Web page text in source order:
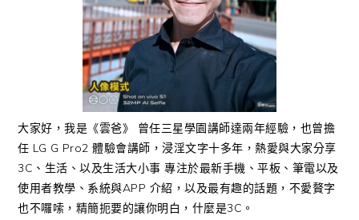
大家好，我是《雲爸》 曾任三星學園講師達兩年經驗，也曾擔
任 LG G Pro2 體驗會講師，浸淫文字十多年，熱愛與大家分享
3C、生活、以及生活大小事 專注於最新手機、平板、筆電以及
使用者教學、系統與APP 介紹，以及最有趣的話題，不愛贅字
也不囉嗦，精簡扼要的讓你明白，什麼是3C。